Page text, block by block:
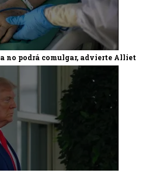
no podrá comulgar, advierte Alliet